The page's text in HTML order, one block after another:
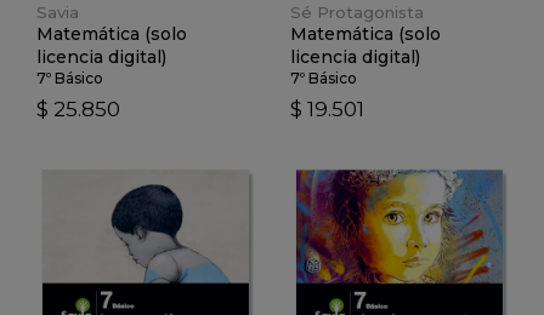
Savia
Matemática (solo
licencia digital)
7º Básico
$ 25.850
Sé Protagonista
Matemática (solo
licencia digital)
7º Básico
$ 19.501
VER DETALLES VER DETALLES